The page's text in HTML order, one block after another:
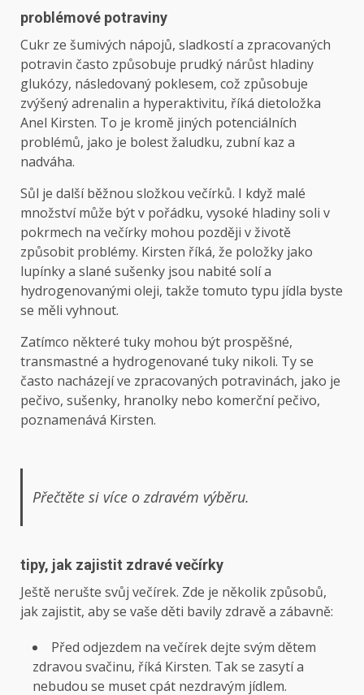
problémové potraviny
Cukr ze šumivých nápojů, sladkostí a zpracovaných
potravin často způsobuje prudký nárůst hladiny
glukózy, následovaný poklesem, což způsobuje
zvýšený adrenalin a hyperaktivitu, říká dietoložka
Anel Kirsten. To je kromě jiných potenciálních
problémů, jako je bolest žaludku, zubní kaz a
nadváha.
Sůl je další běžnou složkou večírků. I když malé
množství může být v pořádku, vysoké hladiny soli v
pokrmech na večírky mohou později v životě
způsobit problémy. Kirsten říká, že položky jako
lupínky a slané sušenky jsou nabité solí a
hydrogenovanými oleji, takže tomuto typu jídla byste
se měli vyhnout.
Zatímco některé tuky mohou být prospěšné,
transmastné a hydrogenované tuky nikoli. Ty se
často nacházejí ve zpracovaných potravinách, jako je
pečivo, sušenky, hranolky nebo komerční pečivo,
poznamenává Kirsten.
Přečtěte si více o zdravém výběru.
tipy, jak zajistit zdravé večírky
Ještě nerušte svůj večírek. Zde je několik způsobů,
jak zajistit, aby se vaše děti bavily zdravě a zábavně:
Před odjezdem na večírek dejte svým dětem
zdravou svačinu, říká Kirsten. Tak se zasytí a
nebudou se muset cpát nezdravým jídlem.